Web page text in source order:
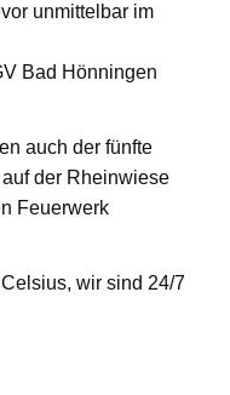
unmittelbar im
Bad Hönningen
auch der fünfte
der Rheinwiese
Feuerwerk
wir sind 24/7